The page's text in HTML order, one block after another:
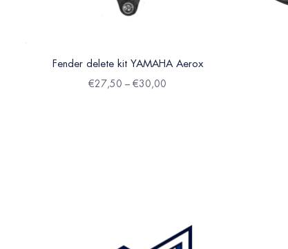
Fender delete kit YAMAHA Aerox
€27,50 – €30,00